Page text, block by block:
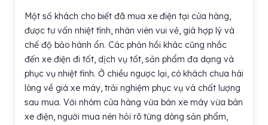
Một số khách cho biết đã mua xe điện tại cửa hàng,
được tư vấn nhiệt tình, nhân viên vui vẻ, giá hợp lý và
chế độ bảo hành ổn. Các phản hồi khác cũng nhắc
đến xe điện đi tốt, dịch vụ tốt, sản phẩm đa dạng và
phục vụ nhiệt tình. Ở chiều ngược lại, có khách chưa hài
lòng về giá xe máy, trải nghiệm phục vụ và chất lượng
sau mua. Với nhóm cửa hàng vừa bán xe máy vừa bán
xe điện, người mua nên hỏi rõ từng dòng sản phẩm,